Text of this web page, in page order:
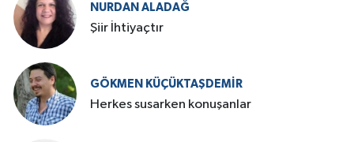
NURDAN ALADAĞ
Şiir İhtiyaçtır
GÖKMEN KÜÇÜKTAŞDEMIR
Herkes susarken konuşanlar